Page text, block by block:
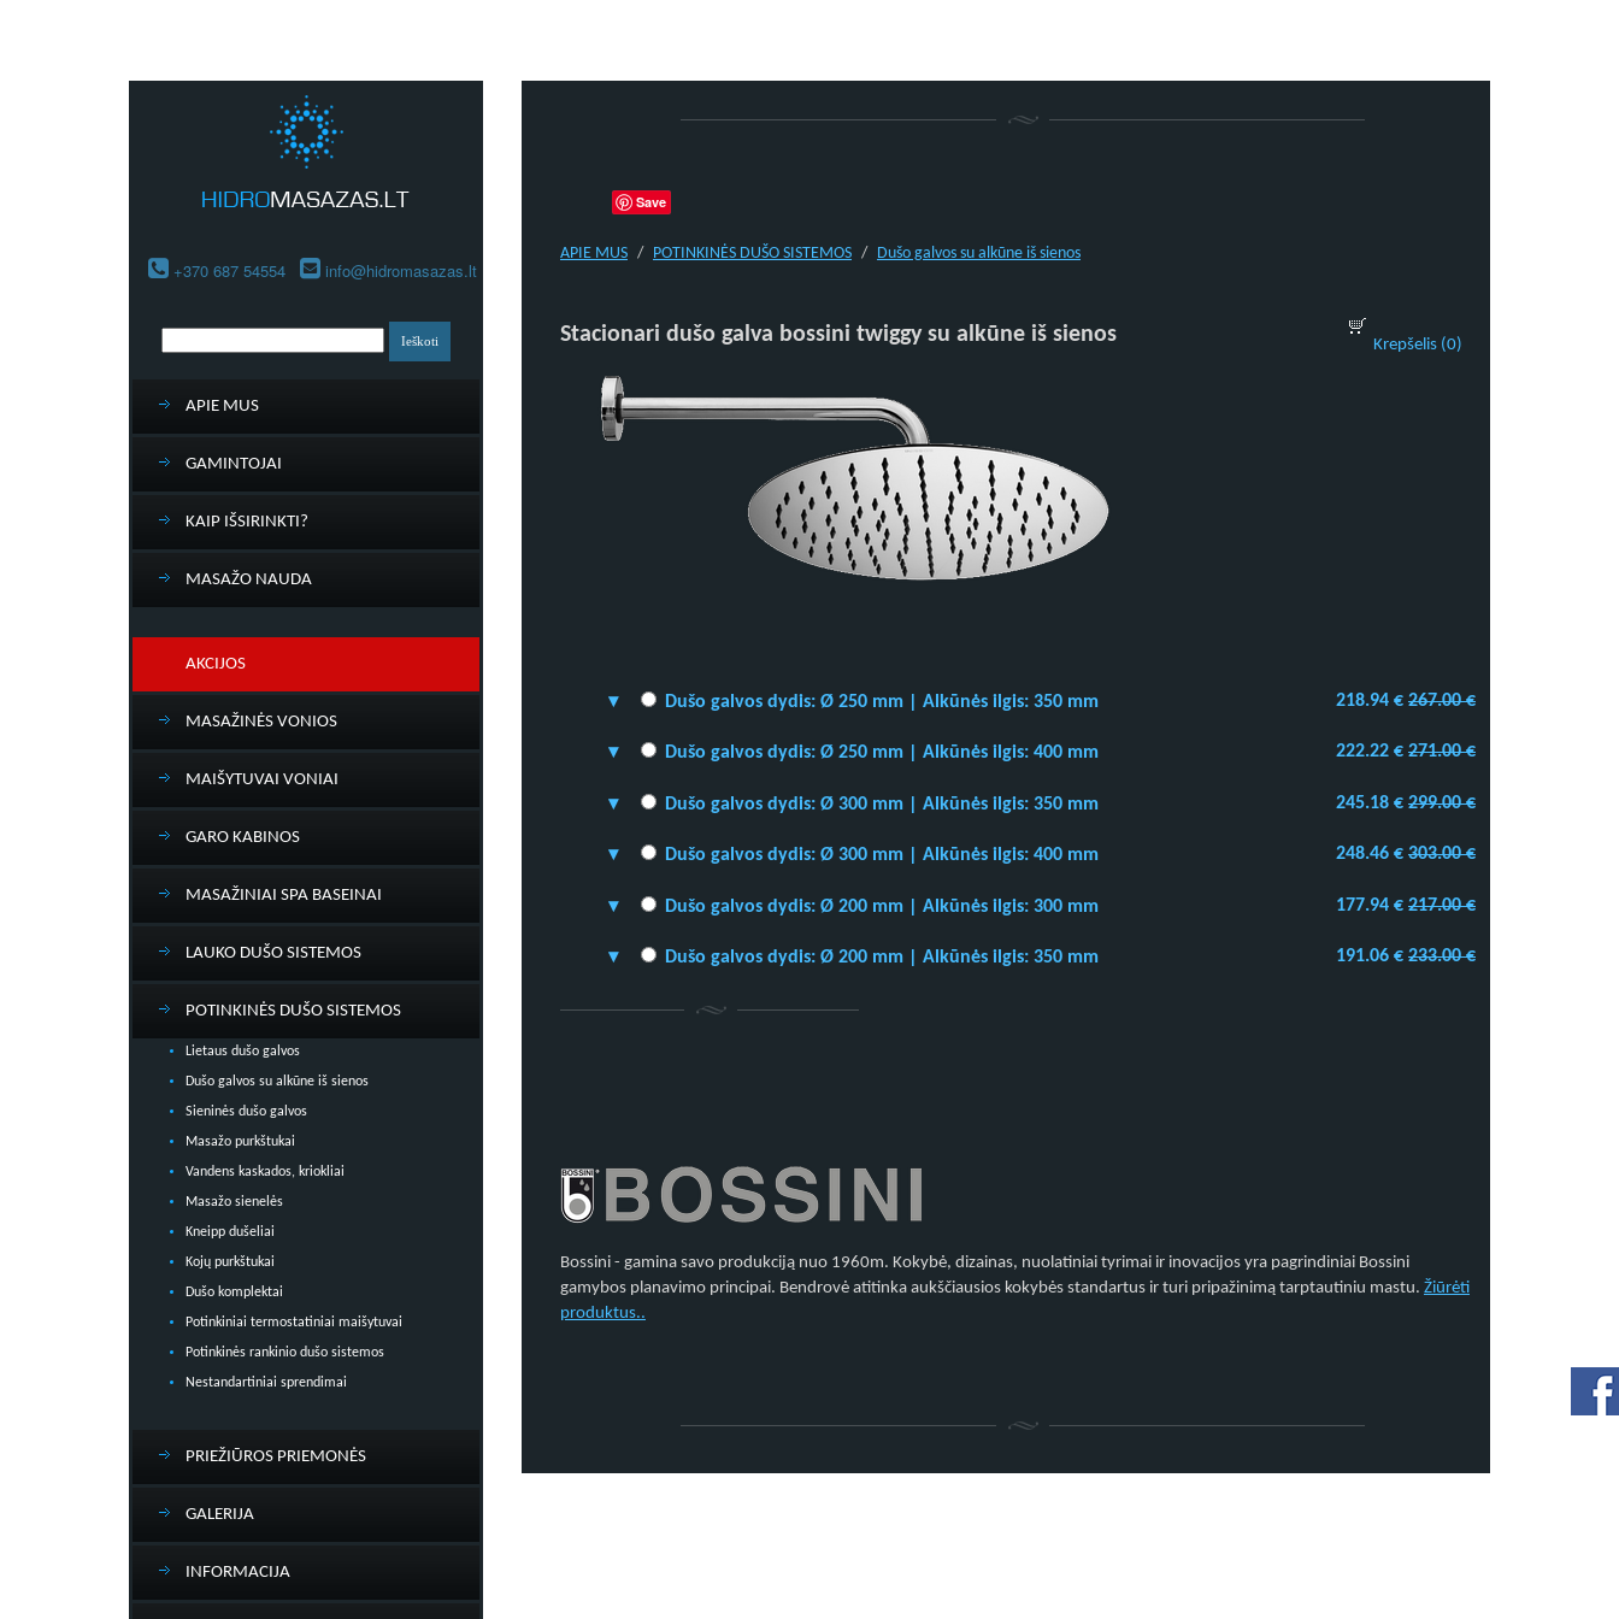
+370 687 54554 info@hidromasazas.lt
APIE MUS
GAMINTOJAI
KAIP IŠSIRINKTI?
MASAŽO NAUDA
AKCIJOS
MASAŽINĖS VONIOS
MAIŠYTUVAI VONIAI
GARO KABINOS
MASAŽINIAI SPA BASEINAI
LAUKO DUŠO SISTEMOS
POTINKINĖS DUŠO SISTEMOS
Lietaus dušo galvos
Dušo galvos su alkūne iš sienos
Sieninės dušo galvos
Masažo purkštukai
Vandens kaskados, kriokliai
Masažo sienelės
Kneipp dušeliai
Kojų purkštukai
Dušo komplektai
Potinkiniai termostatiniai maišytuvai
Potinkinės rankinio dušo sistemos
Nestandartiniai sprendimai
PRIEŽIŪROS PRIEMONĖS
GALERIJA
INFORMACIJA
Save
APIE MUS POTINKINĖS DUŠO SISTEMOS Dušo galvos su alkūne iš sienos
Krepšelis (0)
Stacionari dušo galva bossini twiggy su alkūne iš sienos
Dušo galvos dydis: Ø 250 mm | Alkūnės ilgis: 350 mm 218.94 € 267.00 €
Dušo galvos dydis: Ø 250 mm | Alkūnės ilgis: 400 mm 222.22 € 271.00 €
Dušo galvos dydis: Ø 300 mm | Alkūnės ilgis: 350 mm 245.18 € 299.00 €
Dušo galvos dydis: Ø 300 mm | Alkūnės ilgis: 400 mm 248.46 € 303.00 €
Dušo galvos dydis: Ø 200 mm | Alkūnės ilgis: 300 mm 177.94 € 217.00 €
Dušo galvos dydis: Ø 200 mm | Alkūnės ilgis: 350 mm 191.06 € 233.00 €
Bossini - gamina savo produkciją nuo 1960m. Kokybė, dizainas, nuolatiniai tyrimai ir inovacijos yra pagrindiniai Bossini
gamybos planavimo principai. Bendrovė atitinka aukščiausios kokybės standartus ir turi pripažinimą tarptautiniu mastu. Žiūrėti
produktus..